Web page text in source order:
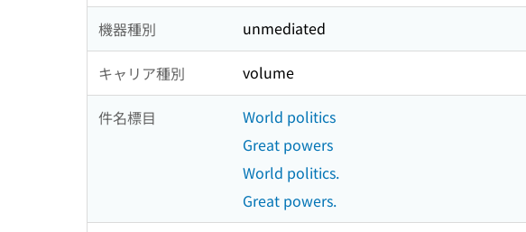
機器種別 unmediated
キャリア種別 volume
件名標目
World politics
Great powers
World politics.
Great powers.